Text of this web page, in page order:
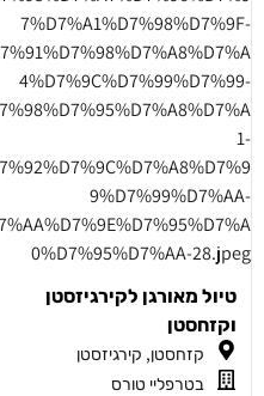
טיול מאורגן לקירגיזסטן
וקזחסטן
קזחסטן, קירגיזסטן
בטרפליי טורס